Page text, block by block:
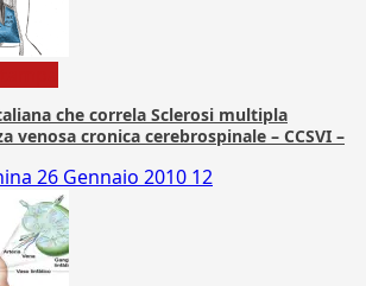
che correla Sclerosi multipla
venosa cronica cerebrospinale – CCSVI –
26 Gennaio 2010 12